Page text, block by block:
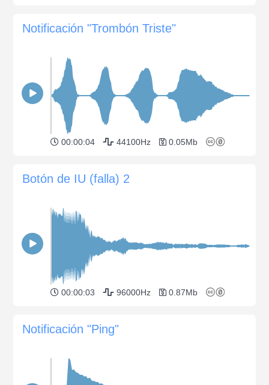
Notificación "Trombón Triste"
00:00:04 44100Hz 0.05Mb
Botón de IU (falla) 2
00:00:03 96000Hz 0.87Mb
Notificación "Ping"